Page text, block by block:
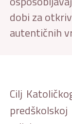
dobi za
autentičnih
Cilj